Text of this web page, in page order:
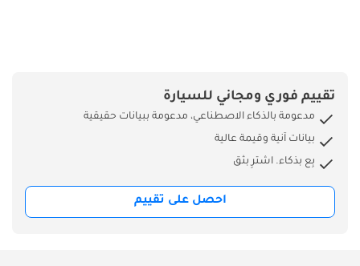
الوزن الإجمالي: 3150
مواصفات داخلية
تكييف هواء مع
فتحات خلفية مشغل
تقييم فوري ومجاني للسيارة
مدعومة بالذكاء الاصطناعي، مدعومة ببيانات حقيقية
بيانات آنية وقيمة عالية
بِع بذكاء. اشترِ بثق
احصل على تقييم